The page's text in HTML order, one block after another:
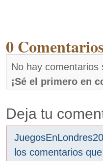
0
No hay comentarios
¡Sé el primero en
Deja tu
los comentarios